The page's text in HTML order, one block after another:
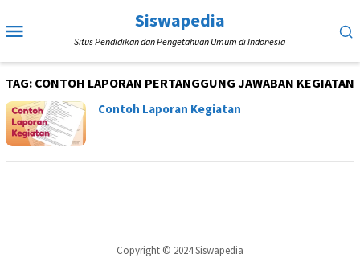
ke
Mobile
Siswapedia
Situs Pendidikan dan Pengetahuan Umum di Indonesia
TAG: CONTOH LAPORAN PERTANGGUNG JAWABAN KEGIATAN
Contoh Laporan Kegiatan
Copyright © 2024 Siswapedia